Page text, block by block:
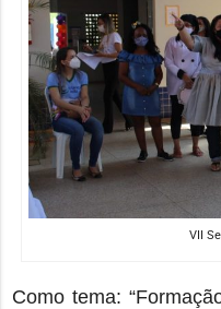
VII
Como tema: